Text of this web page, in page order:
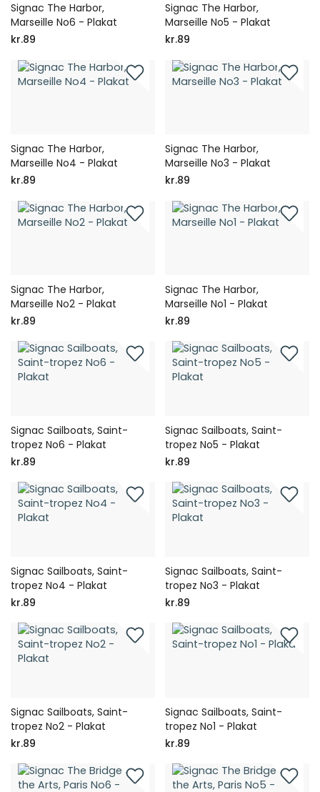
Signac The Harbor,
Marseille No6 - Plakat
kr.89
Signac The Harbor,
Marseille No5 - Plakat
kr.89
Signac The Harbor,
Marseille No4 - Plakat
kr.89
Signac The Harbor,
Marseille No3 - Plakat
kr.89
Signac The Harbor,
Marseille No2 - Plakat
kr.89
Signac The Harbor,
Marseille No1 - Plakat
kr.89
Signac Sailboats, Saint-
tropez No6 - Plakat
kr.89
Signac Sailboats, Saint-
tropez No5 - Plakat
kr.89
Signac Sailboats, Saint-
tropez No4 - Plakat
kr.89
Signac Sailboats, Saint-
tropez No3 - Plakat
kr.89
Signac Sailboats, Saint-
tropez No2 - Plakat
kr.89
Signac Sailboats, Saint-
tropez No1 - Plakat
kr.89